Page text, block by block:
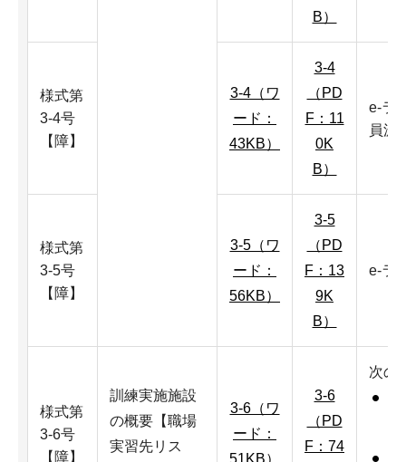
B）
様式第
3-4号
【障】
3-4（ワ
ード：
43KB）
3-4
（PD
F：11
0K
B）
e-ラ
員派
様式第
3-5号
【障】
3-5（ワ
ード：
56KB）
3-5
（PD
F：13
9K
B）
e-ラ
様式第
3-6号
【障】
訓練実施施設
の概要【職場
実習先リス
3-6（ワ
ード：
51KB）
3-6
（PD
F：74
次の